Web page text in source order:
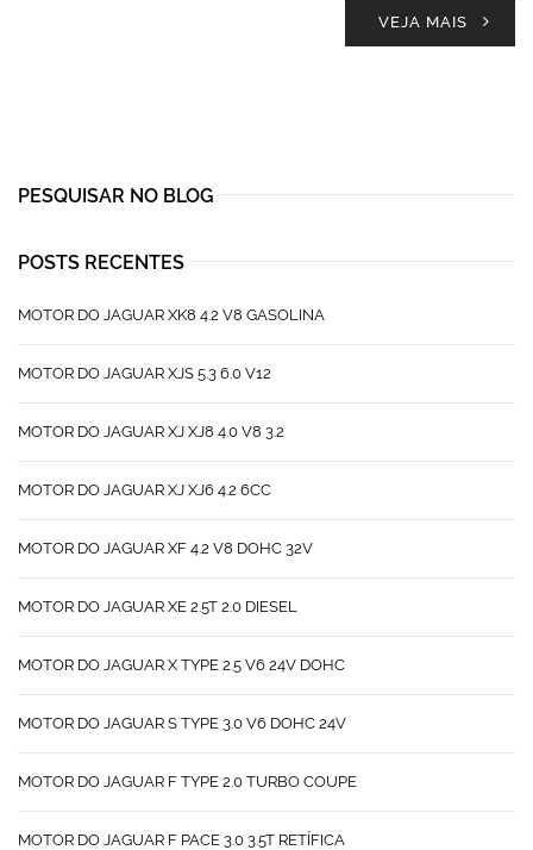
VEJA MAIS
PESQUISAR NO BLOG
POSTS RECENTES
MOTOR DO JAGUAR XK8 4.2 V8 GASOLINA
MOTOR DO JAGUAR XJS 5.3 6.0 V12
MOTOR DO JAGUAR XJ XJ8 4.0 V8 3.2
MOTOR DO JAGUAR XJ XJ6 4.2 6CC
MOTOR DO JAGUAR XF 4.2 V8 DOHC 32V
MOTOR DO JAGUAR XE 2.5T 2.0 DIESEL
MOTOR DO JAGUAR X TYPE 2.5 V6 24V DOHC
MOTOR DO JAGUAR S TYPE 3.0 V6 DOHC 24V
MOTOR DO JAGUAR F TYPE 2.0 TURBO COUPE
MOTOR DO JAGUAR F PACE 3.0 3.5T RETÍFICA